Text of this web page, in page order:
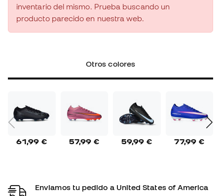
inventario del mismo. Prueba buscando un
producto parecido en nuestra web.
Otros colores
61,99 € 57,99 € 59,99 € 77,99 €
Enviamos tu pedido a United States of America